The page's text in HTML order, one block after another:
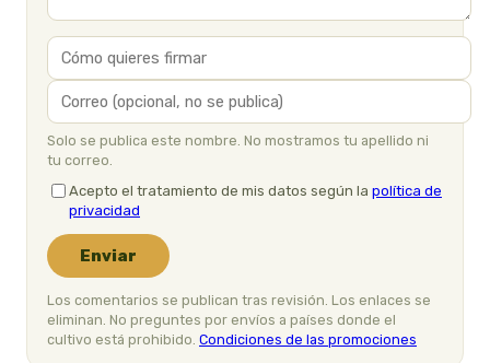
Solo se publica este nombre. No mostramos tu apellido ni
tu correo.
Acepto el tratamiento de mis datos según la política de
privacidad
Enviar
Los comentarios se publican tras revisión. Los enlaces se
eliminan. No preguntes por envíos a países donde el
cultivo está prohibido. Condiciones de las promociones